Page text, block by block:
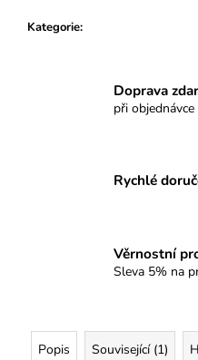
Kategorie:
Doprava
při
Rychlé
Věrnostní
Sleva 5% na
Popis Související (1)